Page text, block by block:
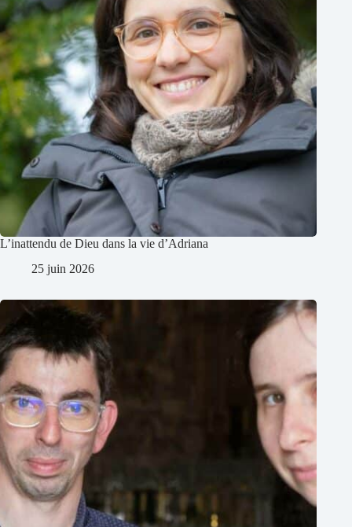
L’inattendu de Dieu dans la vie d’Adriana
25 juin 2026